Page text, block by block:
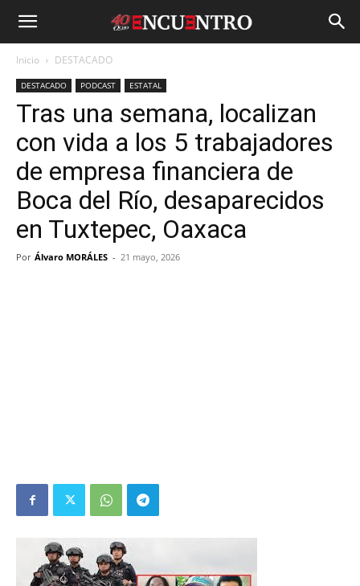
Inicio DESTACADO
DESTACADO PODCAST ESTATAL
Tras una semana, localizan
con vida a los 5 trabajadores
de empresa financiera de
Boca del Río, desaparecidos
en Tuxtepec, Oaxaca
Por Álvaro MORÁLES - 21 mayo, 2026